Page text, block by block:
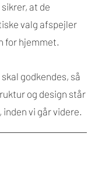
at de
valg afspejler
for hjemmet.
godkendes, så
og design står
vi går videre.